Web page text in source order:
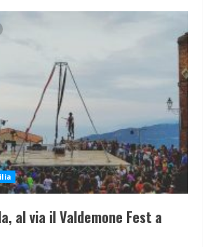
al via il Valdemone Fest a